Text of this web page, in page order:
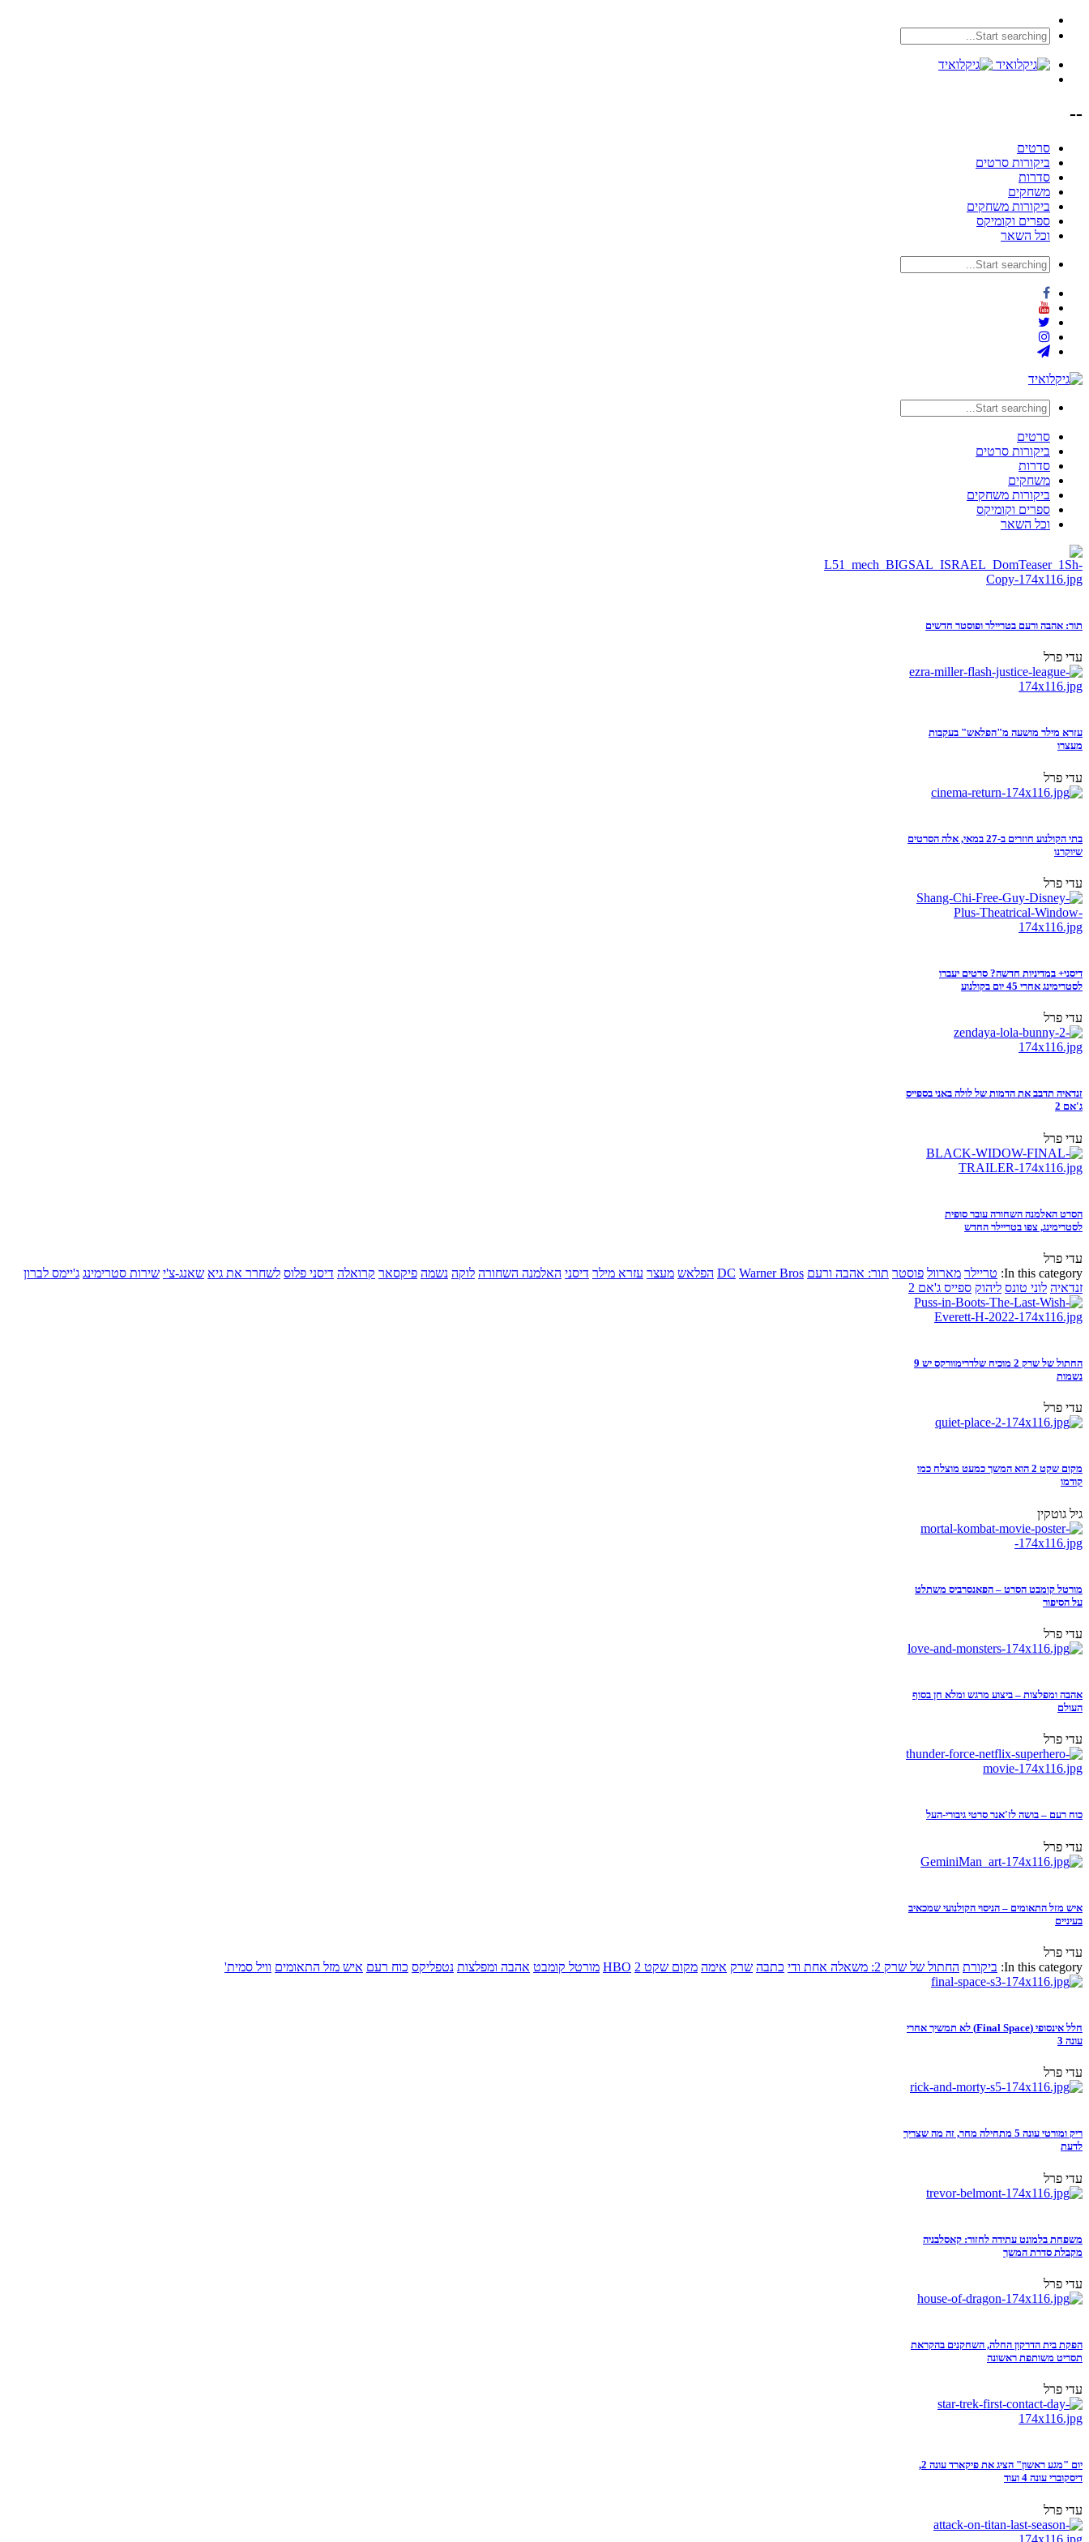
--
סרטים
ביקורות סרטים
סדרות
משחקים
ביקורות משחקים
ספרים וקומיקס
וכל השאר
סרטים
ביקורות סרטים
סדרות
משחקים
ביקורות משחקים
ספרים וקומיקס
וכל השאר
תור: אהבה ורעם בטריילר ופוסטר חדשים
עדי פרל
עזרא מילר מושעה מ"הפלאש" בעקבות
מעצרו
עדי פרל
בתי הקולנוע חוזרים ב-27 במאי, אלה הסרטים
שיוקרנו
עדי פרל
דיסני+ במדיניות חדשה? סרטים יעברו
לסטרימינג אחרי 45 יום בקולנוע
עדי פרל
זנדאיה תדבב את הדמות של לולה באני בספייס
ג'אם 2
עדי פרל
הסרט האלמנה השחורה עובר סופית
לסטרימינג, צפו בטריילר החדש
עדי פרל
In this category: טריילר מארוול פוסטר תור: אהבה ורעם DC Warner Bros הפלאש מעצר עזרא מילר דיסני האלמנה השחורה לוקה נשמה פיקסאר קרואלה דיסני פלוס לשחרר את גיא שאנג-צ'י שירות סטרימינג ג'יימס לברון
זנדאיה לוני טונס ליהוק ספייס ג'אם 2
החתול של שרק 2 מוכיח שלדרימוורקס יש 9
נשמות
עדי פרל
מקום שקט 2 הוא המשך כמעט מוצלח כמו
קודמו
גיל גוטקין
מורטל קומבט הסרט – הפאנסרביס משתלט
על הסיפור
עדי פרל
אהבה ומפלצות – ביצוע מרגש ומלא חן בסוף
העולם
עדי פרל
כוח רעם – בושה לז'אנר סרטי גיבורי-העל
עדי פרל
איש מזל התאומים – הניסוי הקולנועי שמכאיב
בעיניים
עדי פרל
In this category: ביקורת החתול של שרק 2: משאלה אחת ודי כתבה שרק אימה מקום שקט 2 HBO מורטל קומבט אהבה ומפלצות נטפליקס כוח רעם איש מזל התאומים וויל סמית'
חלל אינסופי (Final Space) לא תמשיך אחרי
עונה 3
עדי פרל
ריק ומורטי עונה 5 מתחילה מחר, זה מה שצריך
לדעת
עדי פרל
משפחת בלמונט עתידה לחזור: קאסלבניה
מקבלת סדרת המשך
עדי פרל
הפקת בית הדרקון החלה, השחקנים בהקראת
תסריט משותפת ראשונה
עדי פרל
יום "מגע ראשון" הציג את פיקארד עונה 2,
דיסקוברי עונה 4 ועוד
עדי פרל